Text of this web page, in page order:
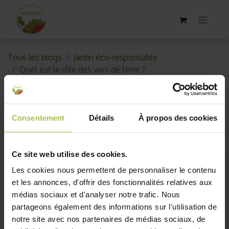
Consentement Détails À propos des cookies
Ce site web utilise des cookies.
Les cookies nous permettent de personnaliser le contenu
et les annonces, d'offrir des fonctionnalités relatives aux
médias sociaux et d'analyser notre trafic. Nous
partageons également des informations sur l'utilisation de
notre site avec nos partenaires de médias sociaux, de
Tous les blogs
Jardin éco-responsable
Quel est le rôle des vers de terre ?
Quel est le rôle des vers de terre
?